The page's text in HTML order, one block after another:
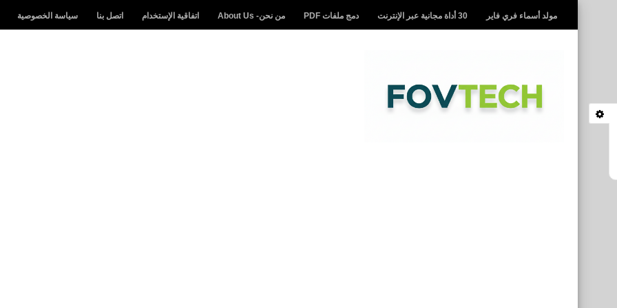
مولد أسماء فري فاير 30 أداة مجانية عبر الإنترنت دمج ملفات PDF من نحن- About Us اتفاقية الإستخدام اتصل بنا سياسة الخصوصية